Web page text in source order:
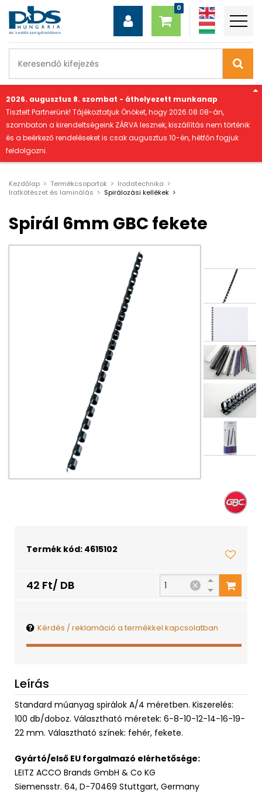
2026. augusztus 8. szombat - áthelyezett munkanap
Tisztelt Partnerünk! Tájékoztatjuk Önöket, hogy 2026.08.08-án,
szombaton a kirendeltségeink ZÁRVA lesznek, kiszállítás nem történik
és a beérkező rendeléseket is csak augusztus 10-én, hétfőn fogjuk
feldolgozni.
Kezdőlap Termékcsoportok
Irodatechnika
Iratkötészet és laminálás
Spirálozási kellékek
Spirál 6mm GBC fekete
Termék kód: 4615102
42 Ft/ DB
Kérdés / reklamáció a termékkel kapcsolatban
Leírás
Standard műanyag spirálok A/4 méretben. Kiszerelés:
100 db/doboz. Választható méretek: 6-8-10-12-14-16-19-
22 mm. Választható színek: fehér, fekete.
Gyártó/első EU forgalmazó elérhetősége:
LEITZ ACCO Brands GmbH & Co KG
Siemensstr. 64, D-70469 Stuttgart, Germany